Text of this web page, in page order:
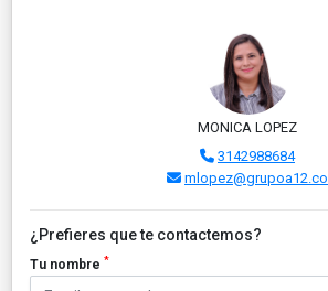
MONICA LOPEZ
3142988684
mlopez@grupoa12.co
¿Prefieres que te contactemos?
Tu nombre *